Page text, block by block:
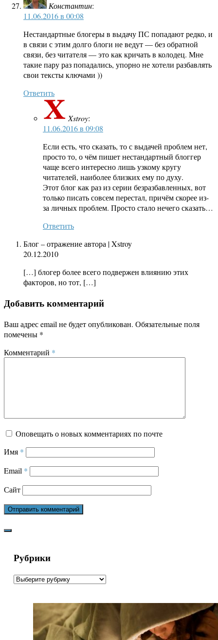
Константин:
11.06.2016 в 00:08
Нестандартные блогеры в выдачу ПС попадают редко, и
в связи с этим долго блоги не ведут — без обратной
связи, без читателя — это как кричать в колодец. Мне
такие пару раз попадались, упорно не хотели разбавлять
свои тексты ключами ))
Ответить
Xstroy:
11.06.2016 в 09:08
Если есть, что сказать, то с выдачей проблем нет,
просто то, о чём пишет нестандартный блоггер
чаще всего интересно лишь узкому кругу
читателей, наиболее близких ему по духу.
Этот блог как раз из серии безразбавленных, вот
только писать совсем перестал, причём скорее из-
за личных проблем. Просто стало нечего сказать…
Ответить
Блог – отражение автора | Xstroy
20.12.2010
[…] блогер более всего подвержен влиянию этих
факторов, но тот, […]
Добавить комментарий
Ваш адрес email не будет опубликован. Обязательные поля
помечены *
Комментарий *
Оповещать о новых комментариях по почте
Имя *
Email *
Сайт
Рубрики
Рубрики